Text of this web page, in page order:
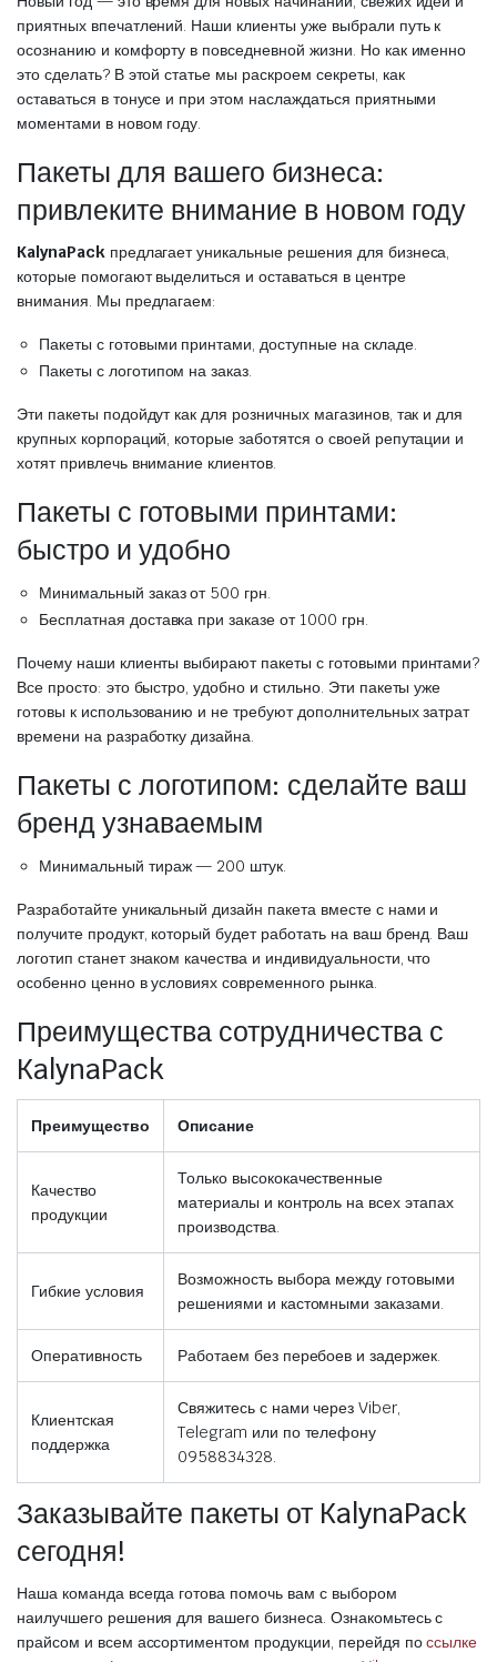
приятных впечатлений. Наши клиенты уже выбрали путь к
осознанию и комфорту в повседневной жизни. Но как именно
это сделать? В этой статье мы раскроем секреты, как
оставаться в тонусе и при этом наслаждаться приятными
моментами в новом году.
Пакеты для вашего бизнеса:
привлеките внимание в новом году
KalynaPackпредлагает уникальные решения для бизнеса,
которые помогают выделиться и оставаться в центре
внимания. Мы предлагаем:
Пакеты с готовыми принтами, доступные на складе.
Пакеты с логотипом на заказ.
Эти пакеты подойдут как для розничных магазинов, так и для
крупных корпораций, которые заботятся о своей репутации и
хотят привлечь внимание клиентов.
Пакеты с готовыми принтами:
быстро и удобно
Минимальный заказ от 500 грн.
Бесплатная доставка при заказе от 1000 грн.
Почему наши клиенты выбирают пакеты с готовыми принтами?
Все просто: это быстро, удобно и стильно. Эти пакеты уже
готовы к использованию и не требуют дополнительных затрат
времени на разработку дизайна.
Пакеты с логотипом: сделайте ваш
бренд узнаваемым
Минимальный тираж — 200 штук.
Разработайте уникальный дизайн пакета вместе с нами и
получите продукт, который будет работать на ваш бренд. Ваш
логотип станет знаком качества и индивидуальности, что
особенно ценно в условиях современного рынка.
Преимущества сотрудничества с
KalynaPack
Преимущество Описание
Качество
продукции
Только высококачественные
материалы и контроль на всех этапах
производства.
Гибкие условия
Возможность выбора между готовыми
решениями и кастомными заказами.
Оперативность Работаем без перебоев и задержек.
Клиентская
поддержка
Свяжитесь с нами через Viber,
Telegram или по телефону
0958834328.
Заказывайте пакеты от KalynaPack
сегодня!
Наша команда всегда готова помочь вам с выбором
наилучшего решения для вашего бизнеса. Ознакомьтесь с
прайсом и всем ассортиментом продукции, перейдя поссылке